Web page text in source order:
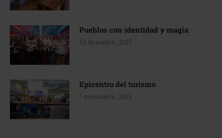
Pueblos con identidad y magia
10 diciembre, 2025
Epicentro del turismo
7 noviembre, 2025